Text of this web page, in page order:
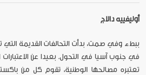
أوليفييه دالاج
ببطء وفي صمت، بدأت التحالفات القديمة التي
في جنوب آسيا في التحول. بعيدا عن الاعتبارات
تعتبره مصالحها الوطنية، تقوم كل من